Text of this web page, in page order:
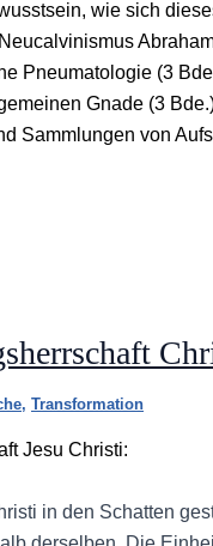
wie sich
Pneumatologie (3
Gnade (3
Sammlungen von
, Transformation
Jesu Christi:
in den Schatten